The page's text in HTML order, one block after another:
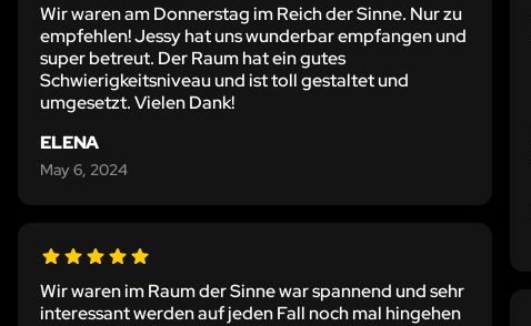
Wir waren am Donnerstag im Reich der Sinne. Nur zu
empfehlen! Jessy hat uns wunderbar empfangen und
super betreut. Der Raum hat ein gutes
Schwierigkeitsniveau und ist toll gestaltet und
umgesetzt. Vielen Dank!
ELENA
May 6, 2024
Wir waren im Raum der Sinne war spannend und sehr
interessant werden auf jeden Fall noch mal hingehen